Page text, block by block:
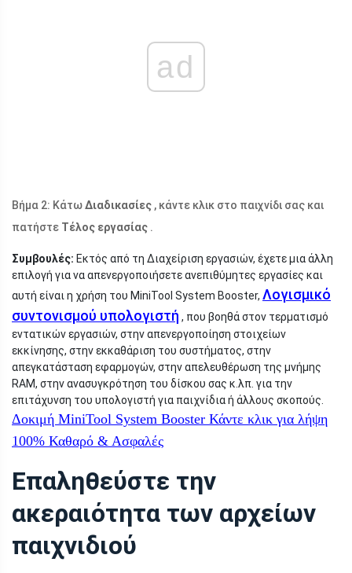
ad
Βήμα 2: ΚάτωΔιαδικασίες , κάντε κλικ στο παιχνίδι σας και
πατήστε Τέλος εργασίας .
Συμβουλές: Εκτός από τη Διαχείριση εργασιών, έχετε μια άλλη
επιλογή για να απενεργοποιήσετε ανεπιθύμητες εργασίες και
αυτή είναι η χρήση του MiniTool System Booster, Λογισμικό
συντονισμού υπολογιστή , που βοηθά στον τερματισμό
εντατικών εργασιών, στην απενεργοποίηση στοιχείων
εκκίνησης, στην εκκαθάριση του συστήματος, στην
απεγκατάσταση εφαρμογών, στην απελευθέρωση της μνήμης
RAM, στην ανασυγκρότηση του δίσκου σας κ.λπ. για την
επιτάχυνση του υπολογιστή για παιχνίδια ή άλλους σκοπούς.
Δοκιμή MiniTool System Booster Κάντε κλικ για λήψη
100% Καθαρό & Ασφαλές
Επαληθεύστε την
ακεραιότητα των αρχείων
παιχνιδιού